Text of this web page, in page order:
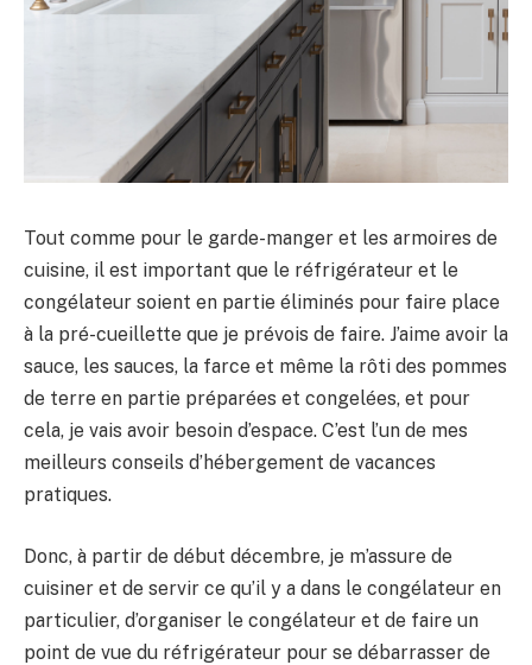
Tout comme pour le garde-manger et les armoires de
cuisine, il est important que le réfrigérateur et le
congélateur soient en partie éliminés pour faire place
à la pré-cueillette que je prévois de faire. J’aime avoir la
sauce, les sauces, la farce et même la rôti des pommes
de terre en partie préparées et congelées, et pour
cela, je vais avoir besoin d’espace. C’est l’un de mes
meilleurs conseils d’hébergement de vacances
pratiques.
Donc, à partir de début décembre, je m’assure de
cuisiner et de servir ce qu’il y a dans le congélateur en
particulier, d’organiser le congélateur et de faire un
point de vue du réfrigérateur pour se débarrasser de